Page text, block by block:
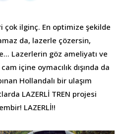
çok ilginç. En optimize şekilde
da, lazerle çözersin,
Lazerlerin göz ameliyatı ve
içine oymacılık dışında da
Hollandalı bir ulaşım
LAZERLİ TREN projesi
LAZERLİ!!